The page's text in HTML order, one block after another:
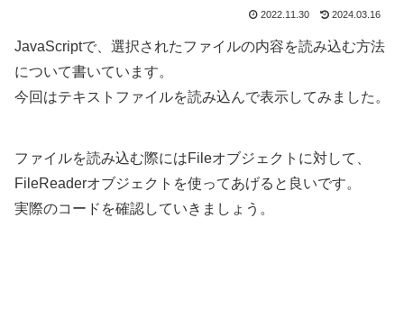
2022.11.30 2024.03.16
JavaScriptで、選択されたファイルの内容を読み込む方法
について書いています。
今回はテキストファイルを読み込んで表示してみました。
ファイルを読み込む際にはFileオブジェクトに対して、
FileReaderオブジェクトを使ってあげると良いです。
実際のコードを確認していきましょう。